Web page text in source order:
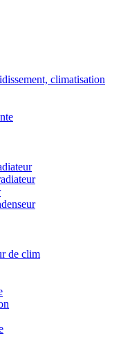
climatisation
de clim